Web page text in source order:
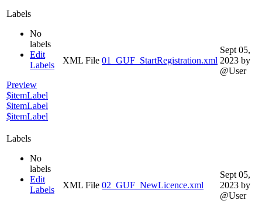
Labels
No
labels
Edit
Labels
Preview
$itemLabel
$itemLabel
$itemLabel
XML File 01_GUF_StartRegistration.xml
Sept 05,
2023 by
@User
Labels
No
labels
Edit
Labels
XML File 02_GUF_NewLicence.xml
Sept 05,
2023 by
@User